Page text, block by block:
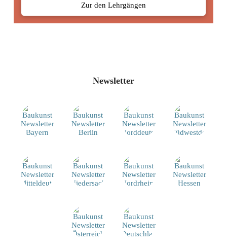
Zur den Lehrgängen
Newsletter